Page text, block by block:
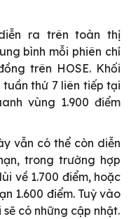
ra trên toàn thị
bình mỗi phiên chỉ
trên HOSE. Khối
thứ 7 liên tiếp tại
vùng 1.900 điểm
vẫn có thể còn diễn
trong trường hợp
về 1.700 điểm, hoặc
1.600 điểm. Tuỳ vào
có những cập nhật.